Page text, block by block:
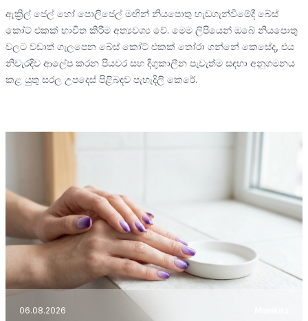
ඇක්‍රිල් ජෙල් හෝ පොලිජෙල් මඟින් නියපොතු හැඩගැන්වීමේදී බේස්
කෝට් එකක් භාවිත කිරීම අත්‍යවශ්‍ය වේ. මෙම ලිපියෙන් ඔබේ නියපොතු
වලට වඩාත් ගැලපෙන බේස් කෝට් එකක් තෝරා ගන්නේ කෙසේද, එය
නිවැරදිව ආලේප කරන පියවර සහ දිගුකාලීන පැවැත්ම සඳහා අනුගමනය
කළ යුතු සරල උපදෙස් පිළිබඳව පැහැදිලි කෙරේ.
06.08.2026